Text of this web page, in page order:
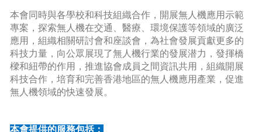
本會同時與各學校和科技組織合作，開展無人機應用示範
專案，探索無人機在交通、醫療、環境保護等領域的廣泛
應用，組織相關研討會和座談會，為社會發展貢獻更多的
科技力量，向公眾展現了無人機行業的發展潜力，發揮橋
樑和紐帶的作用，推進協會成員之間資訊共用，組織開展
科技合作，培育和完善香港地區的無人機應用產業，促進
無人機領域的快速發展。
本會提供的服務包括：